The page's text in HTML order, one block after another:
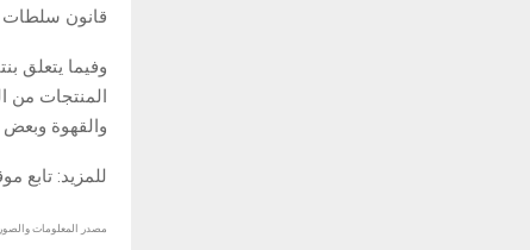
قانون سلطات
وفيما يتعلق
المنتجات من
والقهوة وبعض
للمزيد: تابع
مصدر المعلومات